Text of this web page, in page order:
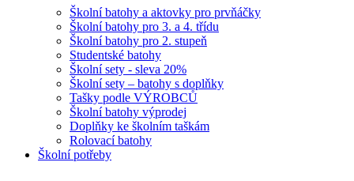
Školní batohy a aktovky pro prvňáčky
Školní batohy pro 3. a 4. třídu
Školní batohy pro 2. stupeň
Studentské batohy
Školní sety - sleva 20%
Školní sety – batohy s doplňky
Tašky podle VÝROBCŮ
Školní batohy výprodej
Doplňky ke školním taškám
Rolovací batohy
Školní potřeby